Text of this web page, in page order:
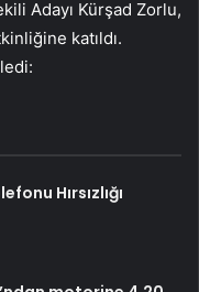
Adayı Kürşad Zorlu,
katıldı.
Hırsızlığı